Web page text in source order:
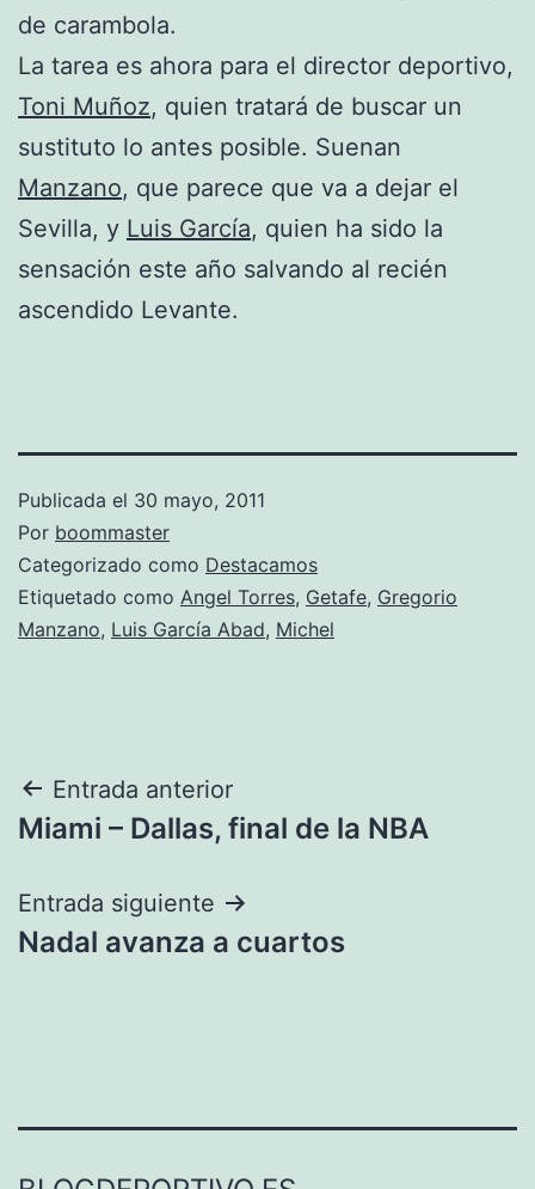
de carambola.
La tarea es ahora para el director deportivo,
Toni Muñoz, quien tratará de buscar un
sustituto lo antes posible. Suenan
Manzano, que parece que va a dejar el
Sevilla, y Luis García, quien ha sido la
sensación este año salvando al recién
ascendido Levante.
Publicada el 30 mayo, 2011
Por boommaster
Categorizado como Destacamos
Etiquetado como Angel Torres, Getafe, Gregorio
Manzano, Luis García Abad, Michel
Navegación
de
entradas
Entrada anterior
Miami – Dallas, final de la NBA
Entrada siguiente
Nadal avanza a cuartos